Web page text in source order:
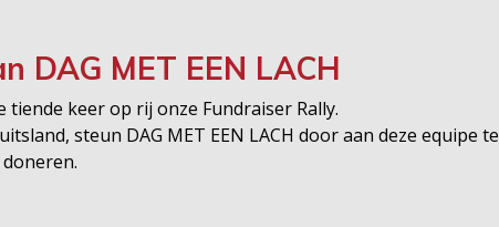
DAG MET EEN LACH
keer op rij onze Fundraiser Rally.
steun DAG MET EEN LACH door aan deze equipe te
doneren.